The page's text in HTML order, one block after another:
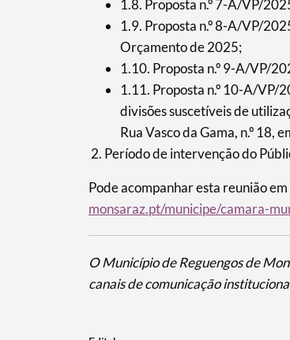
1.8. Proposta n.º 7-A/VP/
1.9. Proposta n.º 8-A/VP/
Orçamento de 2025;
1.10. Proposta n.º 9-A/VP/
1.11. Proposta n.º 10-A/VP/
divisões suscetíveis de
Rua Vasco da Gama, n.º 18,
Período de intervenção do
Pode acompanhar esta reunião
monsaraz.pt/municipe/camara-
O Município de Reguengos de
canais de comunicação